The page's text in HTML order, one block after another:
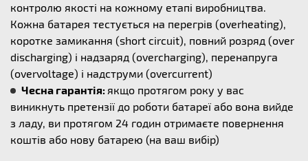
контролю якості на кожному етапі виробництва.
Кожна батарея тестується на перегрів (overheating),
коротке замикання (short circuit), повний розряд (over
discharging) і надзаряд (overcharging), перенапруга
(overvoltage) і надструми (overcurrent)
Чесна гарантія: якщо протягом року у вас
виникнуть претензії до роботи батареї або вона вийде
з ладу, ви протягом 24 годин отримаєте повернення
коштів або нову батарею (на ваш вибір)